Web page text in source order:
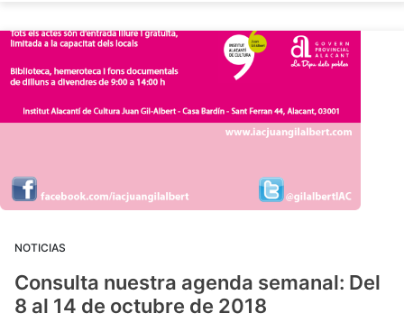
NOTICIAS
Consulta nuestra agenda semanal: Del
8 al 14 de octubre de 2018